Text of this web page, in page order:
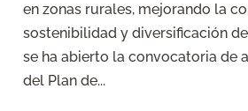
en zonas rurales, mejorando la
sostenibilidad y diversificación
se ha abierto la convocatoria de
del Plan de...